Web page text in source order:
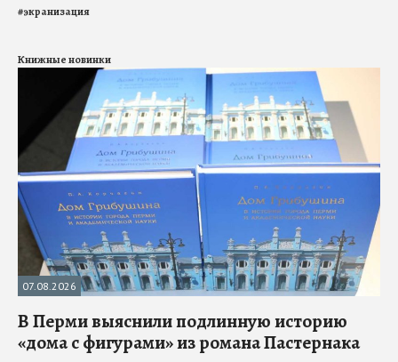
#экранизация
Книжные новинки
07.08.2026
В Перми выяснили подлинную историю
«дома с фигурами» из романа Пастернака